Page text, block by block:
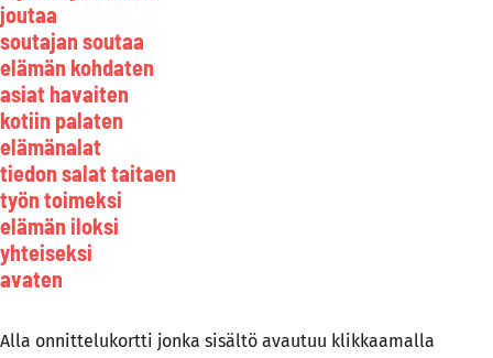
joutaa
soutajan soutaa
elämän kohdaten
asiat havaiten
kotiin palaten
elämänalat
tiedon salat taitaen
työn toimeksi
elämän iloksi
yhteiseksi
avaten
Alla onnittelukortti jonka sisältö avautuu klikkaamalla